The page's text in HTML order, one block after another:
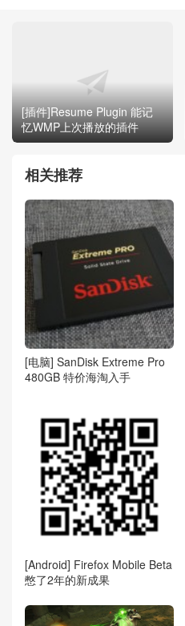
[插件]Resume Plugin 能记
忆WMP上次播放的插件
相关推荐
[电脑] SanDisk Extreme Pro
480GB 特价海淘入手
[Android] Firefox Mobile Beta
憋了2年的新成果